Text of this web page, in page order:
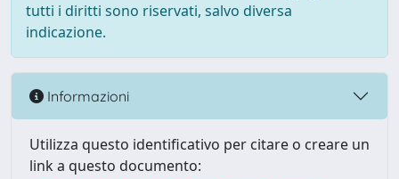
tutti i diritti sono riservati, salvo diversa
indicazione.
Informazioni
Utilizza questo identificativo per citare o creare un
link a questo documento: